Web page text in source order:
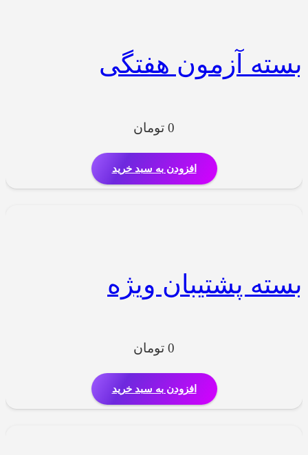
بسته آزمون هفتگی
0 تومان
افزودن به سبد خرید
بسته پشتیبان ویژه
0 تومان
افزودن به سبد خرید